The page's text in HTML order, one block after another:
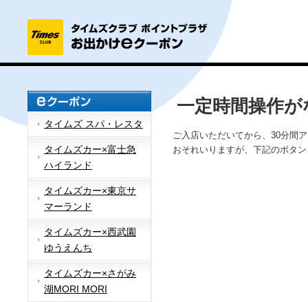
タイムズ スパ・レスタ
タイムズカー×富士急
ハイランド
タイムズカー×東京サ
マーランド
タイムズカー×西武園
ゆうえんち
タイムズカー×さがみ
湖MORI MORI
一定時間操作
ご入店いただいてから、30分間
おそれいりますが、下記のボタ